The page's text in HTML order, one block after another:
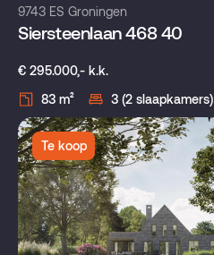
9743 ES Groningen
Siersteenlaan 468 40
€ 295.000,- k.k.
83 m²
3 (2 slaapkamers)
Te koop